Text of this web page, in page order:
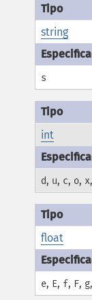
string
s
int
d, u, c, o, x
float
e, E, f, F, g